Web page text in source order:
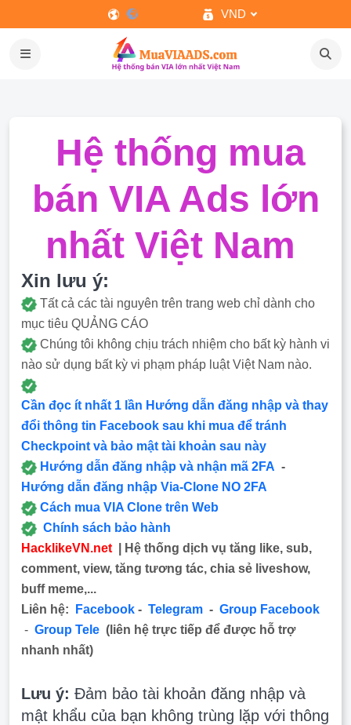
VND
Hệ thống mua
bán VIA Ads lớn
nhất Việt Nam
Xin lưu ý:
Tất cả các tài nguyên trên trang web chỉ dành cho
mục tiêu QUẢNG CÁO
Chúng tôi không chịu trách nhiệm cho bất kỳ hành vi
nào sử dụng bất kỳ vi phạm pháp luật Việt Nam nào.
Cần đọc ít nhất 1 lần Hướng dẫn đăng nhập và thay
đổi thông tin Facebook sau khi mua để tránh
Checkpoint và bảo mật tài khoản sau này
Hướng dẫn đăng nhập và nhận mã 2FA -
Hướng dẫn đăng nhập Via-Clone NO 2FA
Cách mua VIA Clone trên Web
Chính sách bảo hành
HacklikeVN.net | Hệ thống dịch vụ tăng like, sub,
comment, view, tăng tương tác, chia sẻ liveshow,
buff meme,...
Liên hệ:
Facebook - Telegram - Group Facebook
- Group Tele (liên hệ trực tiếp để được hỗ trợ
nhanh nhất)
Lưu ý: Đảm bảo tài khoản đăng nhập và
mật khẩu của bạn không trùng lặp với thông